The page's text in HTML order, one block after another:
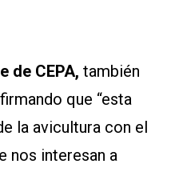
de CEPA, también
que “esta
la avicultura con el
nos interesan a